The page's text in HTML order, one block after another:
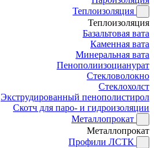
Теплоизоляция
Теплоизоляция
Базальтовая вата
Каменная вата
Минеральная вата
Пенополиизоцианурат
Стекловолокно
Стеклохолст
Экструдированный пенополистирол
Скотч для паро- и гидроизоляции
Металлопрокат
Металлопрокат
Профили ЛСТК